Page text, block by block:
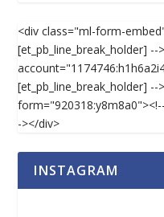
<div class="ml-form-
[et_pb_line_break_holder] --
[et_pb_line_break_holder] --
-></div>
INSTAGRAM